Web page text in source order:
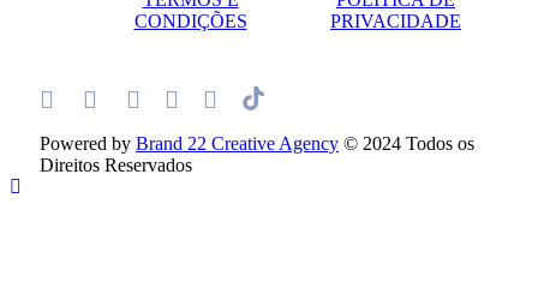
CONDIÇÕES
PRIVACIDADE
Powered by Brand 22 Creative Agency © 2024 Todos os
Direitos Reservados